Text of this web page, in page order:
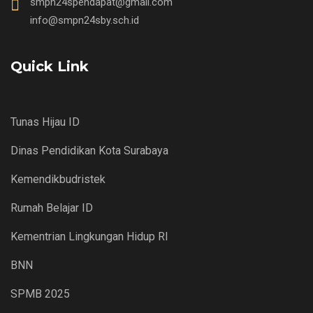
info@smpn24sby.sch.id
Quick Link
Tunas Hijau ID
Dinas Pendidikan Kota Surabaya
Kemendikbudristek
Rumah Belajar ID
Kementrian Lingkungan Hidup RI
BNN
SPMB 2025